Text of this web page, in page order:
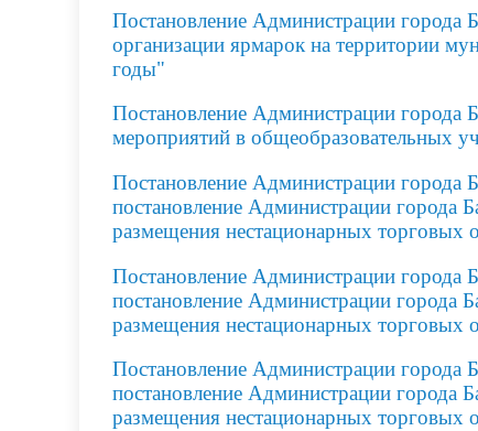
Постановление Администрации
организации ярмарок на территории
годы"
Постановление Администрации города
мероприятий в общеобразовательных
Постановление Администрации города
постановление Администрации
размещения нестационарных торговых
Постановление Администрации города
постановление Администрации
размещения нестационарных торговых
Постановление Администрации города
постановление Администрации
размещения нестационарных торговых